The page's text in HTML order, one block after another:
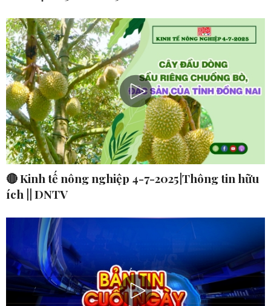
🔴 Kinh tế nông nghiệp 4-7-2025|Thông tin hữu
ích || DNTV